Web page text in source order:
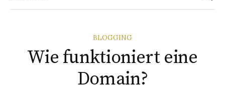
BLOGGING
Wie funktioniert eine
Domain?